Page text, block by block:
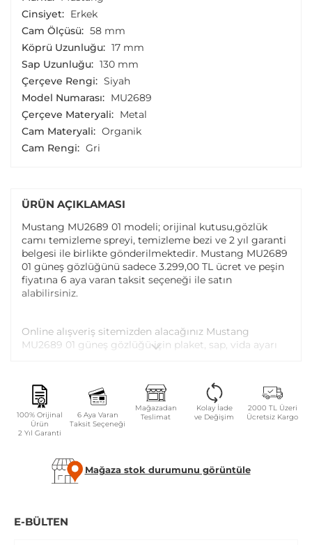
100% Orijinal
Ürün
2 Yıl Garanti
6 Aya Varan
Taksit Seçeneği
Mağazadan
Teslimat
Kolay İade
ve Değişim
2000 TL Üzeri
Ücretsiz Kargo
Mağaza stok durumunu görüntüle
ÜRÜN AÇIKLAMASI
Mustang MU2689 01 modeli; orijinal kutusu,gözlük
camı temizleme spreyi, temizleme bezi ve 2 yıl garanti
belgesi ile birlikte gönderilmektedir. Mustang MU2689
01 güneş gözlüğünü sadece 3.299,00 TL ücret ve peşin
fiyatına 6 aya varan taksit seçeneği ile satın
alabilirsiniz.
Online alışveriş sitemizden alacağınız Mustang
MU2689 01 güneş gözlüğü için plaket, sap, vida ayarı
Garanti kapsamı dışındaki parça değişim ve bakım
işlemleriniz ise parça ücreti karşılığında yapılmaktadır.
GÜVENLIK UYARILARI
Gözlüğü tek elle takıp çıkartmayınız.
Cinsiyet: Erkek
Cam Ölçüsü: 58 mm
Köprü Uzunluğu: 17 mm
Sap Uzunluğu: 130 mm
Çerçeve Rengi: Siyah
Model Numarası: MU2689
Çerçeve Materyali: Metal
Cam Materyali: Organik
Cam Rengi: Gri
E-BÜLTEN